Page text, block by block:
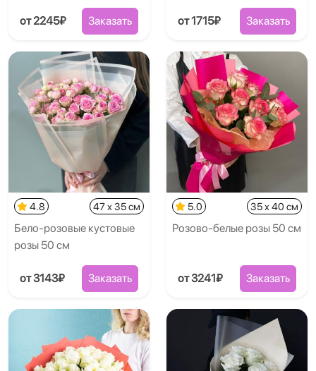
от 2245₽ Заказать от 1715₽ Заказать
4.8 47 x 35 см
Бело-розовые кустовые
розы 50 см
от 3143₽ Заказать
5.0 35 x 40 см
Розово-белые розы 50 см
от 3241₽ Заказать